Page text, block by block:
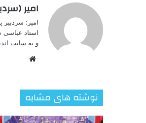
امیر
امیر؛
استاد عباسی
و به سایت
نوشته های مشابه